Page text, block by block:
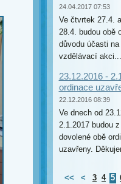
24.04.2017 07:53
Ve čtvrtek 27.4.
28.4. budou obě
důvodu účasti na
vzdělávací akci...
23.12.2016 -
ordinace
22.12.2016 08:39
Ve dnech od
2.1.2017 budou
dovolené obě
uzavřeny.
<< < 3 4 5